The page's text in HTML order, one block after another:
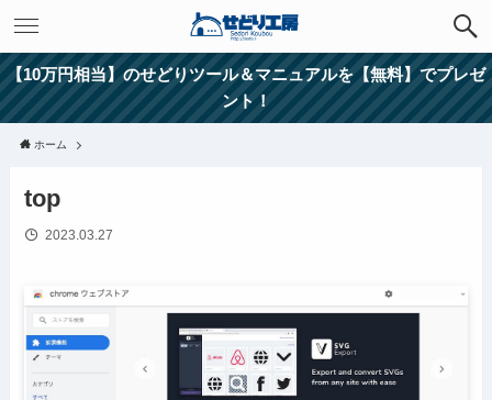
【10万円相当】のせどりツール＆マニュアルを【無料】でプレゼ
ント！
ホーム
top
2023.03.27